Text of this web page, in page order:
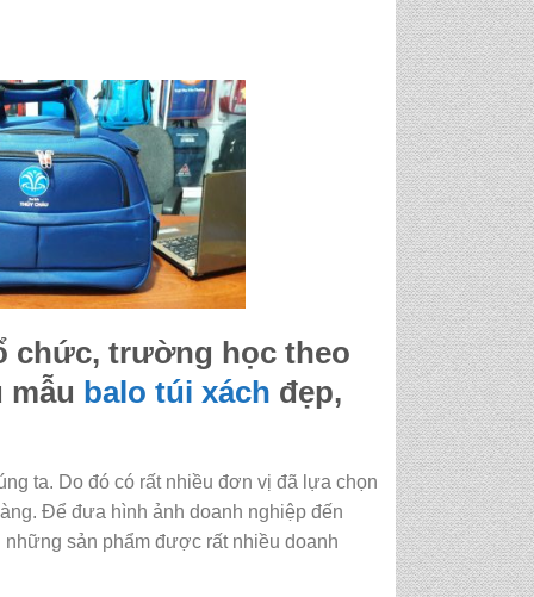
chức, trường học theo
mẫu balo túi xách đẹp,
ta. Do đó có rất nhiều đơn vị đã lựa chọn
Để đưa hình ảnh doanh nghiệp đến
sản phẩm được rất nhiều doanh